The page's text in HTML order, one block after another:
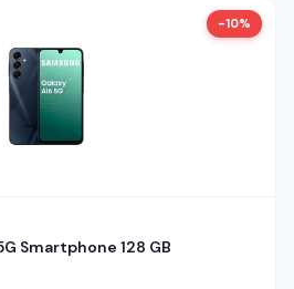
-10%
Smartphone 128 GB